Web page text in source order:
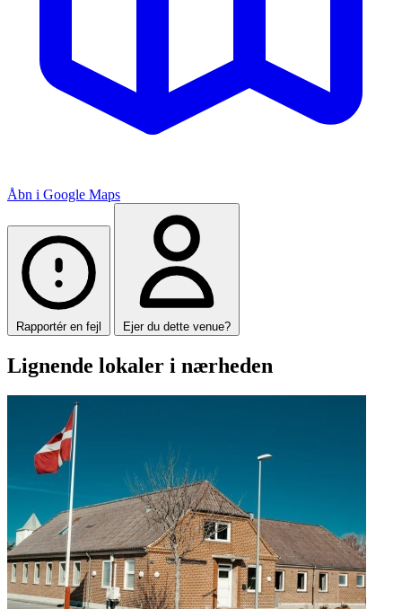
Åbn i Google Maps
Rapportér en fejl Ejer du dette venue?
Lignende lokaler i nærheden